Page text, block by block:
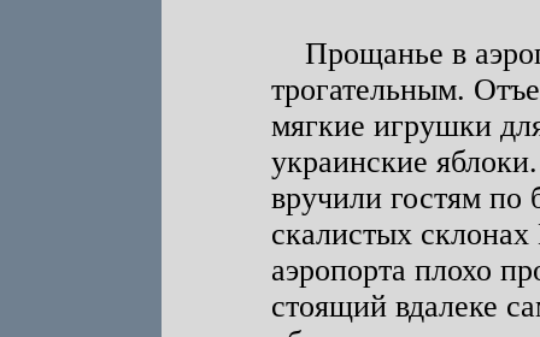
Прощанье в
трогательным.
мягкие игрушки
украинские
вручили гостям по
скалистых
аэропорта плохо
стоящий вдалеке